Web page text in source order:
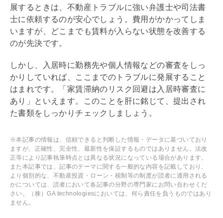
展するときは、不動産トラブルに強い弁護士や司法書
士に依頼するのが安心でしょう。費用がかかってしま
いますが、どこまでも賃料が入らない状態を改善する
のが先決です。
しかし、入居時に勤務先や個人情報などの審査をしっ
かりしていれば、ここまでのトラブルに発展すること
はまれです。「家賃滞納のリスク回避は入居時審査に
あり」といえます。このことを肝に銘じて、提出され
た書類をしっかりチェックしましょう。
※本記事の情報は、信頼できると判断した情報・データに基づいており
ますが、正確性、完全性、最新性を保証するものではありません。法改
正等により記事執筆時点とは異なる状況になっている場合があります。
また本記事では、記事のテーマに関する一般的な内容を記載しており、
より個別的な、不動産投資・ローン・税制等の制度が読者に適用される
かについては、読者において各記事の分野の専門家にお問い合わせくだ
さい。（株）GA technologiesにおいては、何ら責任を負うものではあり
ません。